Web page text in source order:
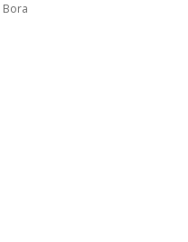
Bora